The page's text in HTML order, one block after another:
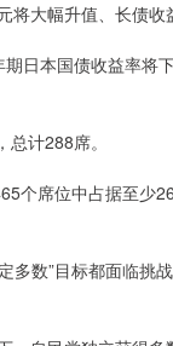
大幅升值、长债收
本国债收益率将
计288席。
席位中占据至少
数”目标都面临挑